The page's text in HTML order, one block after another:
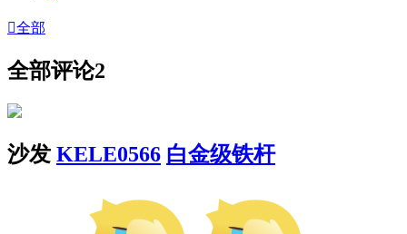
全部
全部评论2
沙发 KELE0566 白金级铁杆